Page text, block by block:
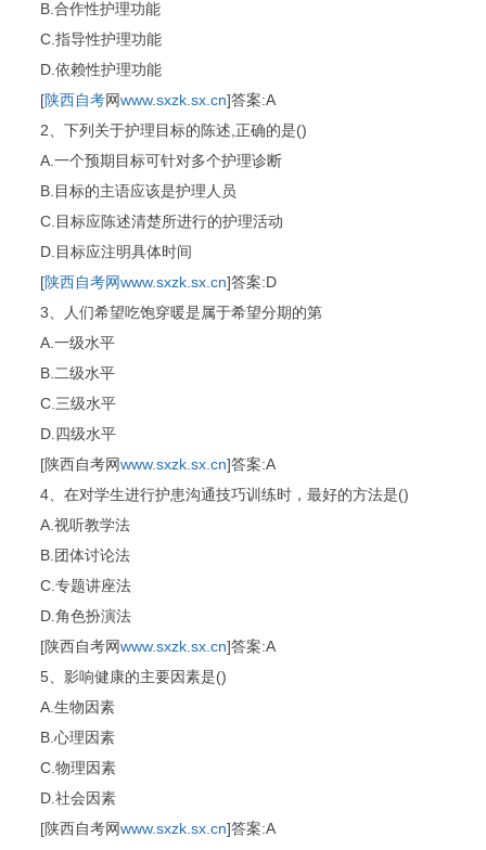
B.合作性护理功能
C.指导性护理功能
D.依赖性护理功能
[陕西自考网www.sxzk.sx.cn]答案:A
2、下列关于护理目标的陈述,正确的是()
A.一个预期目标可针对多个护理诊断
B.目标的主语应该是护理人员
C.目标应陈述清楚所进行的护理活动
D.目标应注明具体时间
[陕西自考网www.sxzk.sx.cn]答案:D
3、人们希望吃饱穿暖是属于希望分期的第
A.一级水平
B.二级水平
C.三级水平
D.四级水平
[陕西自考网www.sxzk.sx.cn]答案:A
4、在对学生进行护患沟通技巧训练时，最好的方法是()
A.视听教学法
B.团体讨论法
C.专题讲座法
D.角色扮演法
[陕西自考网www.sxzk.sx.cn]答案:A
5、影响健康的主要因素是()
A.生物因素
B.心理因素
C.物理因素
D.社会因素
[陕西自考网www.sxzk.sx.cn]答案:A